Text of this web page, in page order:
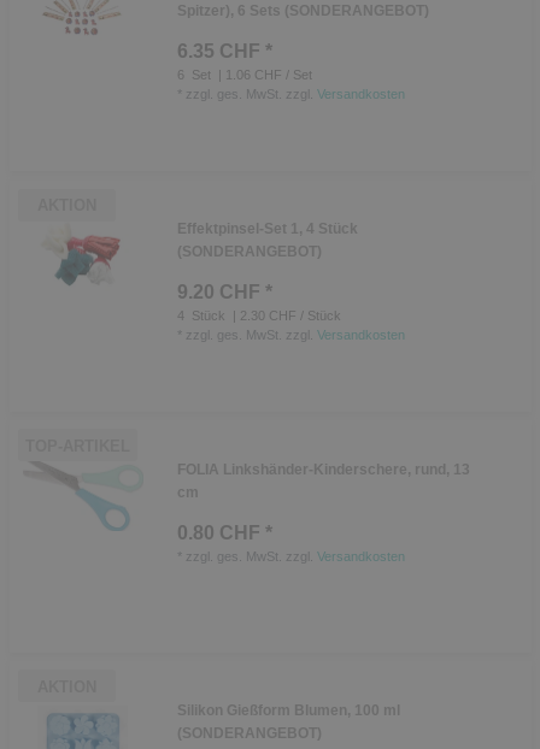
Spitzer), 6 Sets (SONDERANGEBOT)
6.35 CHF *
6 Set
| 1.06 CHF / Set
zzgl. ges. MwSt. zzgl. Versandkosten
Effektpinsel-Set 1, 4 Stück
(SONDERANGEBOT)
9.20 CHF *
4 Stück
| 2.30 CHF / Stück
zzgl. ges. MwSt. zzgl. Versandkosten
FOLIA Linkshänder-Kinderschere, rund, 13
cm
0.80 CHF *
zzgl. ges. MwSt. zzgl. Versandkosten
Silikon Gießform Blumen, 100 ml
(SONDERANGEBOT)